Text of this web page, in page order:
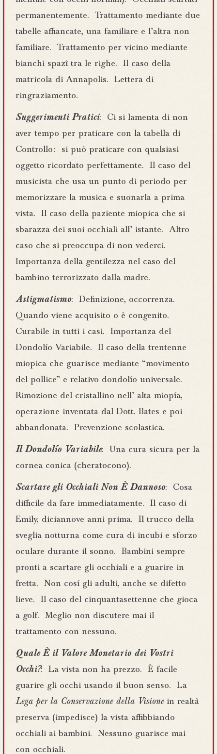
permanentemente. Trattamento mediante due
tabelle affiancate, una familiare e l’altra non
familiare. Trattamento per vicino mediante
bianchi spazî tra le righe. Il caso della
matricola di Annapolis. Lettera di
ringraziamento.
Suggerimenti Pratici: Ci si lamenta di non
aver tempo per praticare con la tabella di
Controllo : si può praticare con qualsiasi
oggetto ricordato perfettamente. Il caso del
musicista che usa un punto di periodo per
memorizzare la musica e suonarla a prima
vista. Il caso della paziente miopica che si
sbarazza dei suoi occhiali all’ istante. Altro
caso che si preoccupa di non vederci.
Importanza della gentilezza nel caso del
bambino terrorizzato dalla madre.
Astigmatismo: Definizione, occorrenza.
Quando viene acquisito o è congenito.
Curabile in tutti i casi. Importanza del
Dondolío Variabile. Il caso della trentenne
miopica che guarisce mediante “movimento
del pollice” e relativo dondolío universale.
Rimozione del cristallino nell’ alta miopía,
operazione inventata dal Dott. Bates e poi
abbandonata. Prevenzione scolastica.
Il Dondolío Variabile: Una cura sicura per la
cornea conica (cheratocono).
Scartare gli Occhiali Non È Dannoso: Cosa
difficile da fare immediatamente. Il caso di
Emily, diciannove anni prima. Il trucco della
sveglia notturna come cura di incubi e sforzo
oculare durante il sonno. Bambini sempre
pronti a scartare gli occhiali e a guarire in
fretta. Non cosí gli adulti, anche se difetto
lieve. Il caso del cinquantasettenne che gioca
a golf. Meglio non discutere mai il
trattamento con nessuno.
Quale È il Valore Monetario dei Vostri
Occhi?: La vista non ha prezzo. È facile
guarire gli occhi usando il buon senso. La
Lega per la Conservazione della Visionein realtà
preserva (impedisce) la vista affibbiando
occhiali ai bambini. Nessuno guarisce mai
con occhiali.